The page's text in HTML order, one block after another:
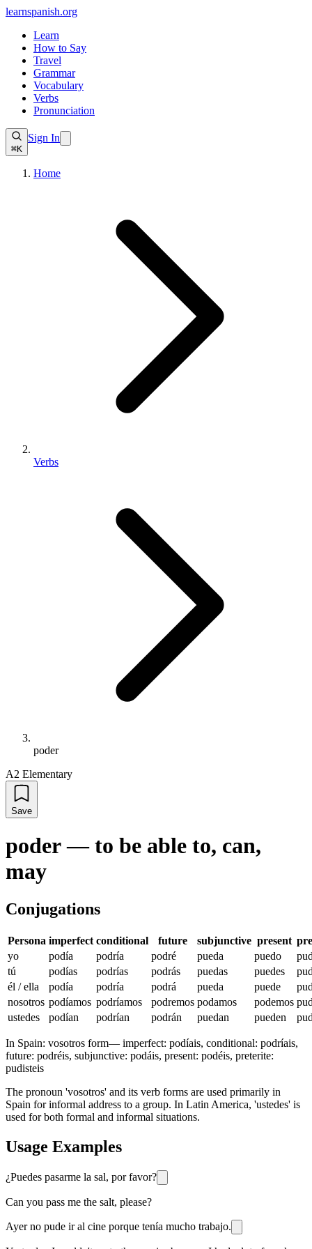
learnspanish.org
Learn
How to Say
Travel
Grammar
Vocabulary
Verbs
Pronunciation
⌘K
Sign In
Home
Verbs
poder
A2 Elementary
Save
poder — to be able to, can,
may
Conjugations
Persona imperfect conditional future subjunctive present
yo
podía podría podré pueda puedo
tú
podías podrías podrás puedas puedes
él / ella
podía podría podrá pueda puede
nosotros podíamos podríamos podremos podamos podemos
ustedes
podían podrían podrán puedan pueden
In Spain: vosotros form— imperfect: podíais, conditional: podríais,
future: podréis, subjunctive: podáis, present: podéis, preterite:
pudisteis
The pronoun 'vosotros' and its verb forms are used primarily in
Spain for informal address to a group. In Latin America, 'ustedes' is
used for both formal and informal situations.
Usage Examples
¿Puedes pasarme la sal, por favor?
Can you pass me the salt, please?
Ayer no pude ir al cine porque tenía mucho trabajo.